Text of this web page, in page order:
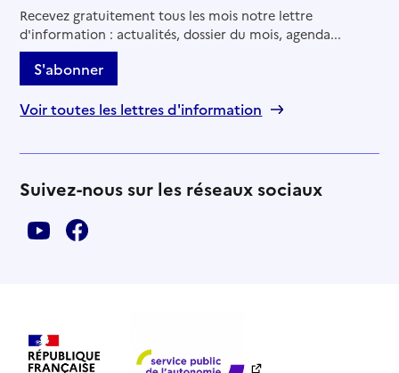
Recevez gratuitement tous les mois notre lettre
d'information : actualités, dossier du mois, agenda...
S'abonner
Voir toutes les lettres d'information
Suivez-nous sur les réseaux sociaux